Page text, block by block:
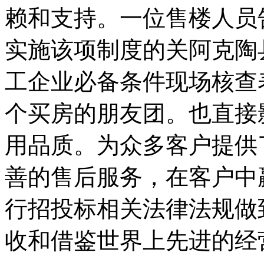
赖和支持。一位售楼人
实施该项制度的关阿克
工企业必备条件现场核
个买房的朋友团。也直
用品质。为众多客户提
善的售后服务，在客户
行招投标相关法律法规
收和借鉴世界上先进的